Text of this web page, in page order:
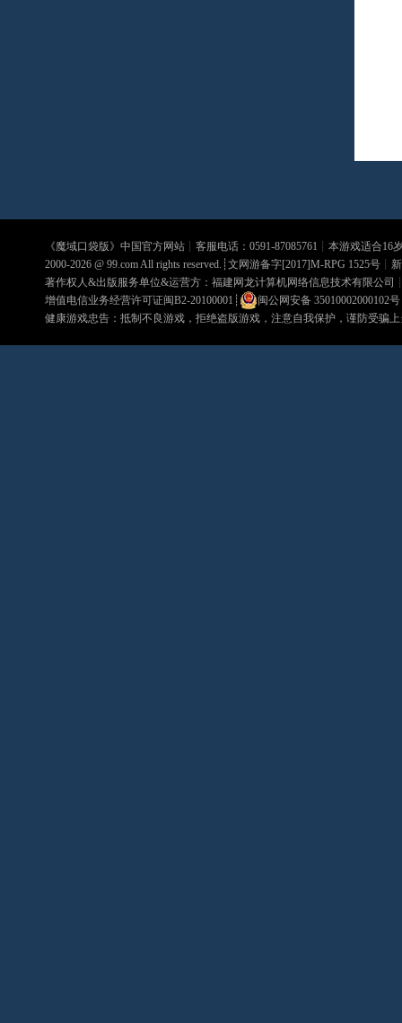
《魔域口袋版》中国官方网站┊客服电话：0591-87085761┊本游戏适合16
2000-2026 @ 99.comAll rights reserved.┊文网游备字[2017]M-RPG 1525号┊
著作权人&出版服务单位&运营方：福建网龙计算机网络信息技术有限公司
增值电信业务经营许可证闽B2-20100001 ┊ 闽公网安备 35010002000102号
健康游戏忠告：抵制不良游戏，拒绝盗版游戏，注意自我保护，谨防受骗